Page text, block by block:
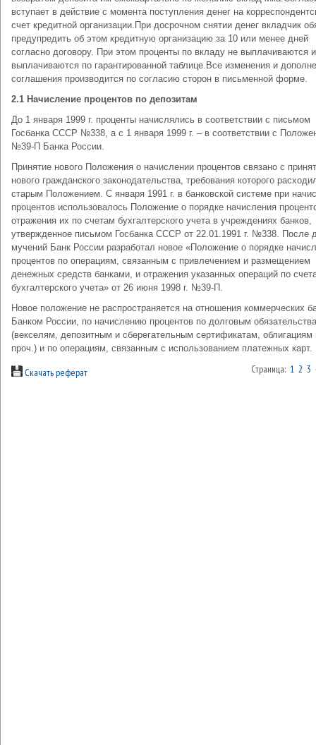
вступает в действие с момента поступления денег на
счет кредитной организации.При досрочном снятии денег вкладчик
предупредить об этом кредитную организацию за 10 или менее дней
согласно договору. При этом проценты по вкладу не выплачиваются
выплачиваются по гарантированной таблице.Все изменения и
соглашения производится по согласию сторон в письменной форме.
2.1 Начисление процентов по депозитам
До 1 января 1999 г. проценты начислялись в соответствии с письмом
Госбанка СССР №338, а с 1 января 1999 г. – в соответствии с
№39-П Банка России.
Принятие нового Положения о начислении процентов связано с
нового гражданского законодательства, требования которого
старым Положением. С января 1991 г. в банковской системе при
процентов использовалось Положение о порядке начисления
отражения их по счетам бухгалтерского учета в учреждениях банков,
утвержденное письмом Госбанка СССР от 22.01.1991 г. №338. После
мучений Банк России разработал новое «Положение о порядке
процентов по операциям, связанным с привлечением и размещением
денежных средств банками, и отражения указанных операций по
бухгалтерского учета» от 26 июня 1998 г. №39-П.
Новое положение не распространяется на отношения коммерческих
Банком России, по начислению процентов по долговым
(векселям, депозитным и сберегательным сертификатам, облигациям
проч.) и по операциям, связанным с использованием платежных карт.
Скачать реферат Страница: 1 2 3